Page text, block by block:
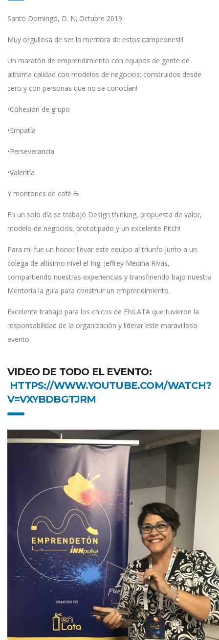
Santo Domingo, D. N; Octubre 2019:
Muy orgullosa de ser la mentora de estos campeones!!!
Un maratón de emprendimiento con equipos de gente de
altísima calidad con modelos de negocios; construidos desde
cero y con personas que no se conocían!
•Cohesión de grupo
•Empatía
•Perseverancia
•Valentía
Y montones de café ☕️
En un solo día se trabajó Design thinking, propuesta de valor,
modelo de negocios, prototipado y un excelente Pitch!
Para mi fue un honor llevar este equipo al triunfo junto a un
colega de altísimo nivel el Ing. Jeffrey Medina Rivas,
compartiendo nuestras experiencias y transfiriendo bajo nuestra
Mentoría la guía para construir un emprendimiento.
Excelente trabajo para los chicos de ENLATA que tuvieron la
responsabilidad de la organización y liderar este maravilloso
evento.
VIDEO DE TODO EL EVENTO:
HTTPS://WWW.YOUTUBE.COM/WATCH?
V=VXYBDBGTJRM